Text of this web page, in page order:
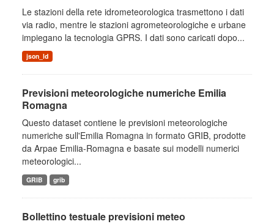
Le stazioni della rete idrometeorologica trasmettono i dati
via radio, mentre le stazioni agrometeorologiche e urbane
impiegano la tecnologia GPRS. I dati sono caricati dopo...
json_ld
Previsioni meteorologiche numeriche Emilia
Romagna
Questo dataset contiene le previsioni meteorologiche
numeriche sull'Emilia Romagna in formato GRIB, prodotte
da Arpae Emilia-Romagna e basate sui modelli numerici
meteorologici...
GRIB grib
Bollettino testuale previsioni meteo